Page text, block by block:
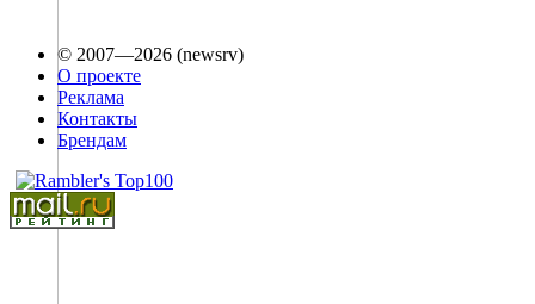
© 2007—2026 (newsrv)
О проекте
Реклама
Контакты
Брендам